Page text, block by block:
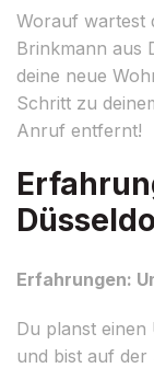
Worauf wartest
Brinkmann aus
deine neue
Schritt zu
Anruf entfernt!
Erfahrungen:
Du planst
und bist auf der